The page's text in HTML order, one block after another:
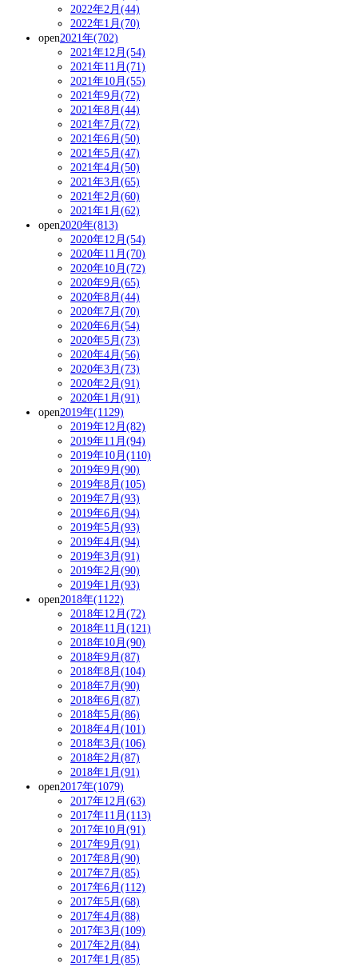
2022年2月(44)
2022年1月(70)
open2021年(702)
2021年12月(54)
2021年11月(71)
2021年10月(55)
2021年9月(72)
2021年8月(44)
2021年7月(72)
2021年6月(50)
2021年5月(47)
2021年4月(50)
2021年3月(65)
2021年2月(60)
2021年1月(62)
open2020年(813)
2020年12月(54)
2020年11月(70)
2020年10月(72)
2020年9月(65)
2020年8月(44)
2020年7月(70)
2020年6月(54)
2020年5月(73)
2020年4月(56)
2020年3月(73)
2020年2月(91)
2020年1月(91)
open2019年(1129)
2019年12月(82)
2019年11月(94)
2019年10月(110)
2019年9月(90)
2019年8月(105)
2019年7月(93)
2019年6月(94)
2019年5月(93)
2019年4月(94)
2019年3月(91)
2019年2月(90)
2019年1月(93)
open2018年(1122)
2018年12月(72)
2018年11月(121)
2018年10月(90)
2018年9月(87)
2018年8月(104)
2018年7月(90)
2018年6月(87)
2018年5月(86)
2018年4月(101)
2018年3月(106)
2018年2月(87)
2018年1月(91)
open2017年(1079)
2017年12月(63)
2017年11月(113)
2017年10月(91)
2017年9月(91)
2017年8月(90)
2017年7月(85)
2017年6月(112)
2017年5月(68)
2017年4月(88)
2017年3月(109)
2017年2月(84)
2017年1月(85)